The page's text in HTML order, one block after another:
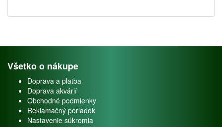
Všetko o nákupe
Doprava a platba
Doprava akvárií
Obchodné podmienky
Reklamačný poriadok
Nastavenie súkromia